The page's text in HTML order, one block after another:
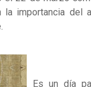
la importancia del
Es un día